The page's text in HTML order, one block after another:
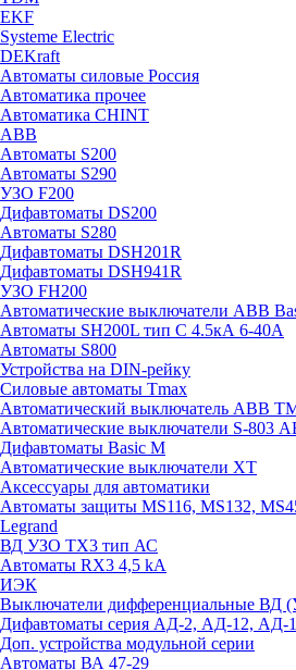
EKF
Systeme Electric
DEKraft
Автоматы силовые Россия
Автоматика прочее
Автоматика CHINT
ABB
Автоматы S200
Автоматы S290
УЗО F200
Дифавтоматы DS200
Автоматы S280
Дифавтоматы DSH201R
Дифавтоматы DSH941R
УЗО FH200
Автоматические выключатели ABB
Автоматы SH200L тип С 4.5кА 6-40А
Автоматы S800
Устройства на DIN-рейку
Силовые автоматы Tmax
Автоматический выключатель ABB
Автоматические выключатели S-803
Дифавтоматы Basic M
Автоматические выключатели XT
Аксессуары для автоматики
Автоматы защиты MS116, MS132,
Legrand
ВД УЗО TX3 тип АС
Автоматы RX3 4,5 kA
ИЭК
Выключатели дифференциальные ВД
Дифавтоматы серия АД-2, АД-12, АД-
Доп. устройства модульной серии
Автоматы ВА 47-29